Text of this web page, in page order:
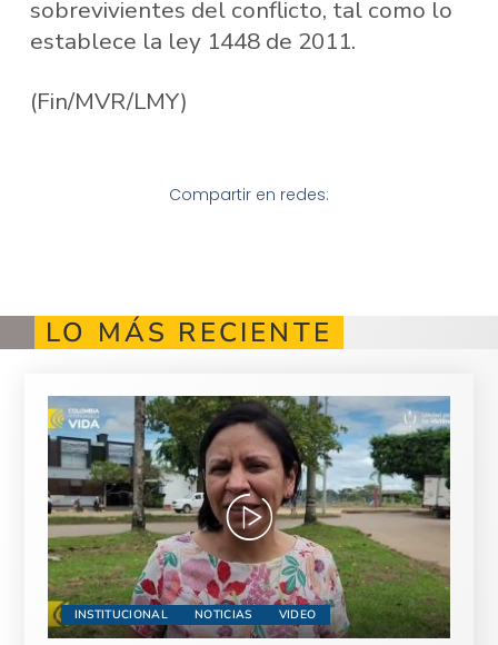
sobrevivientes del conflicto, tal como lo
establece la ley 1448 de 2011.
(Fin/MVR/LMY)
Compartir en redes:
LO MÁS RECIENTE
INSTITUCIONAL NOTICIAS VIDEO